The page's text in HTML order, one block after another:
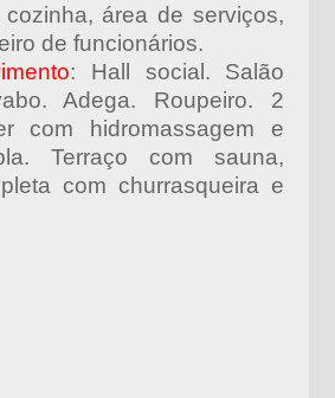
área de serviços,
de funcionários.
: Hall social. Salão
Adega. Roupeiro. 2
com hidromassagem e
Terraço com sauna,
com churrasqueira e